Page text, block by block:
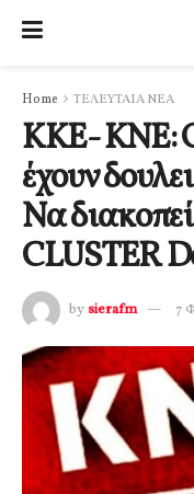
Home ΤΕΛΕΥΤΑΙΑ ΝΕΑ
ΚΚΕ- ΚΝΕ:
έχουν
Να
CLUSTER
by sierafm 7